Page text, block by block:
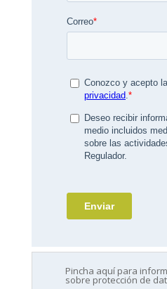
Pincha aquí para
sobre protección de